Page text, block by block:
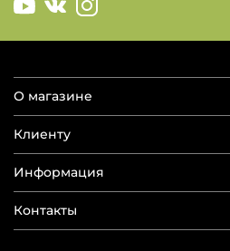
О магазине
Клиенту
Информация
Контакты